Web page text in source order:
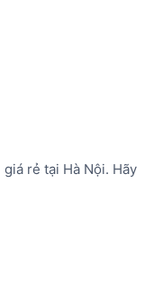
rẻ tại Hà Nội. Hãy